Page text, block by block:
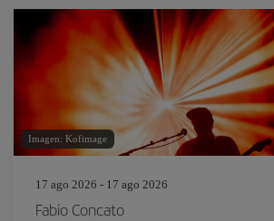
Imagen: Kofimage
17 ago 2026 - 17 ago 2026
Fabio Concato